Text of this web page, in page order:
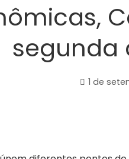
segunda
1 de